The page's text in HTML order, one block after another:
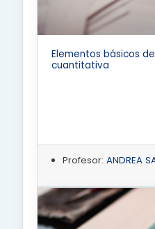
Elementos básicos
cuantitativa
Profesor: ANDREA